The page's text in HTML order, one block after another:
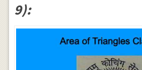
9):